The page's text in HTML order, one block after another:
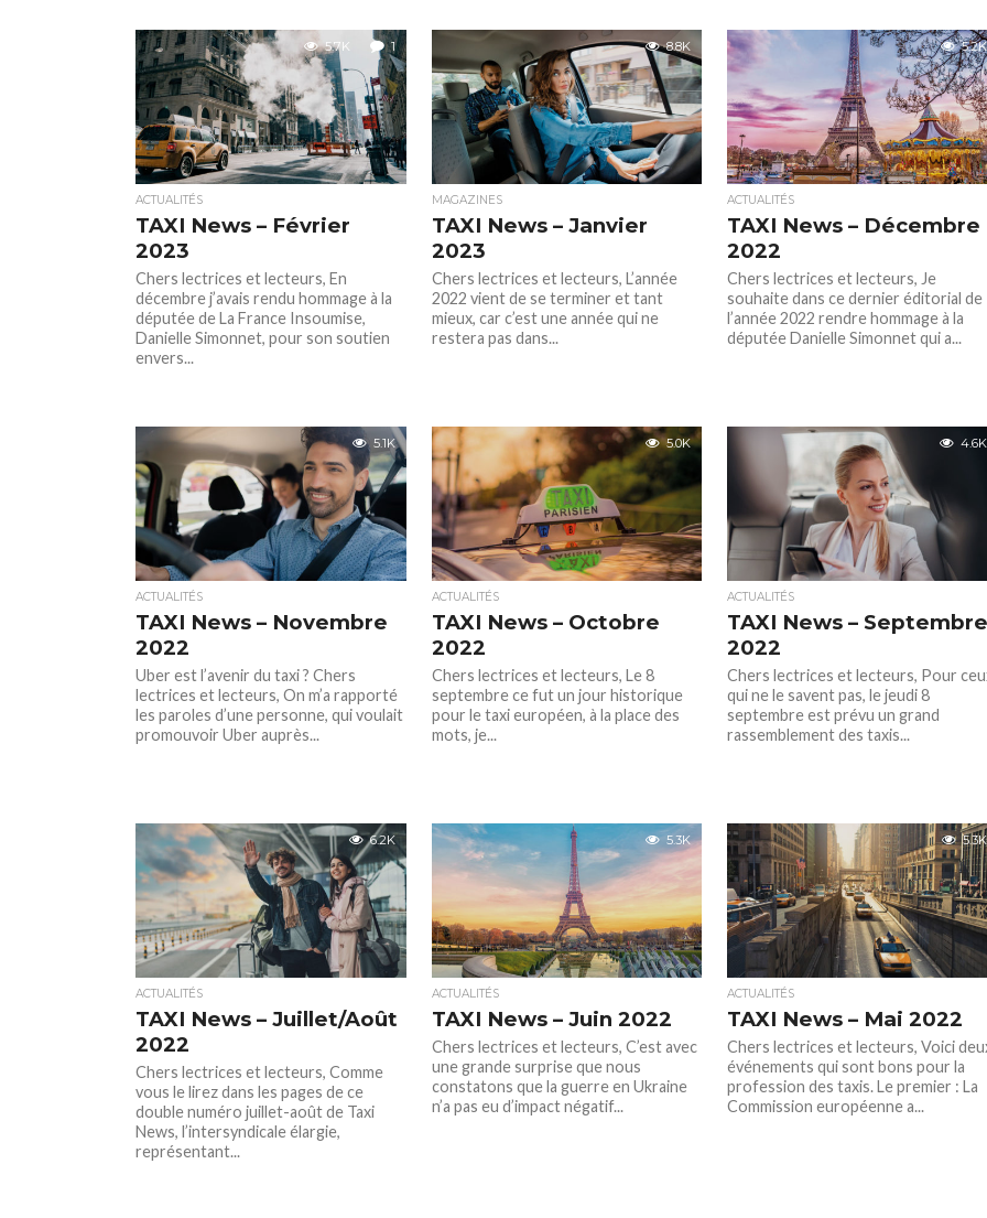
5.7K 1
ACTUALITÉS
TAXI News – Février
2023
Chers lectrices et lecteurs, En
décembre j’avais rendu hommage à la
députée de La France Insoumise,
Danielle Simonnet, pour son soutien
envers...
8.8K
MAGAZINES
TAXI News – Janvier
2023
Chers lectrices et lecteurs, L’année
2022 vient de se terminer et tant
mieux, car c’est une année qui ne
restera pas dans...
5.2K
ACTUALITÉS
TAXI News – Décembre
2022
Chers lectrices et lecteurs, Je
souhaite dans ce dernier éditorial de
l’année 2022 rendre hommage à la
députée Danielle Simonnet qui a...
5.1K
ACTUALITÉS
TAXI News – Novembre
2022
Uber est l’avenir du taxi ? Chers
lectrices et lecteurs, On m’a rapporté
les paroles d’une personne, qui voulait
promouvoir Uber auprès...
5.0K
ACTUALITÉS
TAXI News – Octobre
2022
Chers lectrices et lecteurs, Le 8
septembre ce fut un jour historique
pour le taxi européen, à la place des
mots, je...
4.6K
ACTUALITÉS
TAXI News –
2022
Chers lectrices et lecteurs, Pour
qui ne le savent pas, le jeudi 8
septembre est prévu un grand
rassemblement des taxis...
6.2K
ACTUALITÉS
TAXI News – Juillet/Août
2022
Chers lectrices et lecteurs, Comme
vous le lirez dans les pages de ce
double numéro juillet-août de Taxi
News, l’intersyndicale élargie,
représentant...
5.3K
ACTUALITÉS
TAXI News – Juin 2022
Chers lectrices et lecteurs, C’est avec
une grande surprise que nous
constatons que la guerre en Ukraine
n’a pas eu d’impact négatif...
5.3K
ACTUALITÉS
TAXI News – Mai 2022
Chers lectrices et lecteurs, Voici
événements qui sont bons pour la
profession des taxis. Le premier : La
Commission européenne a...